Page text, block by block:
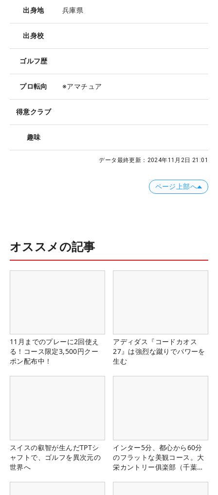
出身地 兵庫県
出身校
ゴルフ歴
プロ転向 ※アマチュア
得意クラブ
趣味
データ最終更新： 2024年11月2日 21:01
ページ上部へ
オススメの記事
11月までのプレーに2回使え
る！コース限定3,500円クー
ポン配布中！
アディダス『コードカオス
27』は強烈な蹴りでパワーを
生む
スイスの叡智が生んだTPTシ
ャフトで、ゴルフを異次元の
世界へ
インター5分、都心から60分
のフラットな美観コース。大
栄カントリー俱楽部（千葉